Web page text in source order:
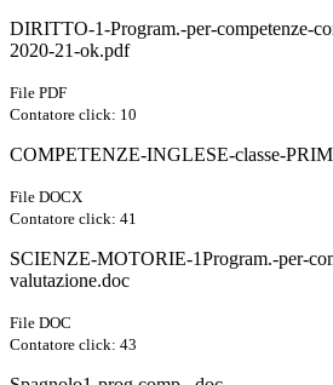
DIRITTO-1-Program.-per-competenze-
2020-21-ok.pdf
File PDF
Contatore click: 10
COMPETENZE-INGLESE-classe-
File DOCX
Contatore click: 41
SCIENZE-MOTORIE-1Program.-per-
valutazione.doc
File DOC
Contatore click: 43